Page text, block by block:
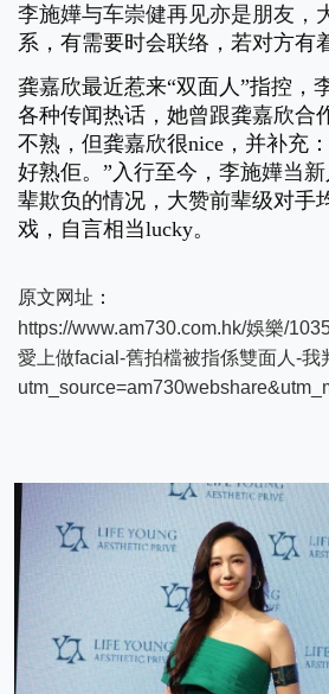
李施嬅与车崇健再见亦是朋友，
系，有需要时会联络，若对方有
龚嘉欣最近惹来“双面人”指控，
各种传闻热话，她曾跟龚嘉欣合
不熟，但龚嘉欣很nice，并补充
好熟佢。”入行至今， 李施嬅当
辈欺负的情况，大赞前辈级对手
戏，自言相当lucky。
原文网址 ：
https://www.am730.com.hk/娛樂/
愛上做facial-舊拍檔被指係雙面人-我